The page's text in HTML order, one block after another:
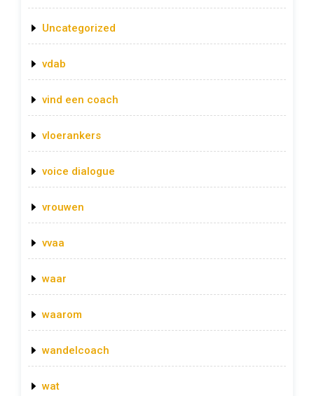
Uncategorized
vdab
vind een coach
vloerankers
voice dialogue
vrouwen
vvaa
waar
waarom
wandelcoach
wat